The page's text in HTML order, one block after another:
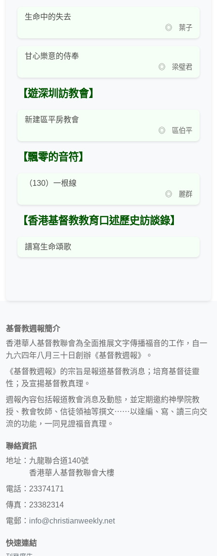
生命中的失去
◎ 葉子
甘心樂意的侍奉
◎ 梁璧君
【遊深圳訪教會】
新建區平房教會
◎ 區伯平
【飄零的音符】
（130）一根線
◎ 麗群
【香港基督教教育口述歷史訪談錄】
譜寫生命頌歌
基督教週報簡介
香港華人基督教聯會為全面推展文字傳播福音的工作，自一
九六四年八月三十日創辦《基督教週報》。
《基督教週報》的宗旨是報道基督教消息；培育基督徒靈
性；及宣揚基督教真理。
週報內容包括報道教會消息及動態，並定期邀約神學院教
授、教會牧師、信徒領袖等撰文⋯⋯以達編、寫、讀三向交
流的功能，一同見證福音真理。
聯絡資訊
地址：九龍聯合道140號
香港華人基督教聯會大樓
電話：23374171
傳真：23382314
電郵： info@christianweekly.net
快速連結